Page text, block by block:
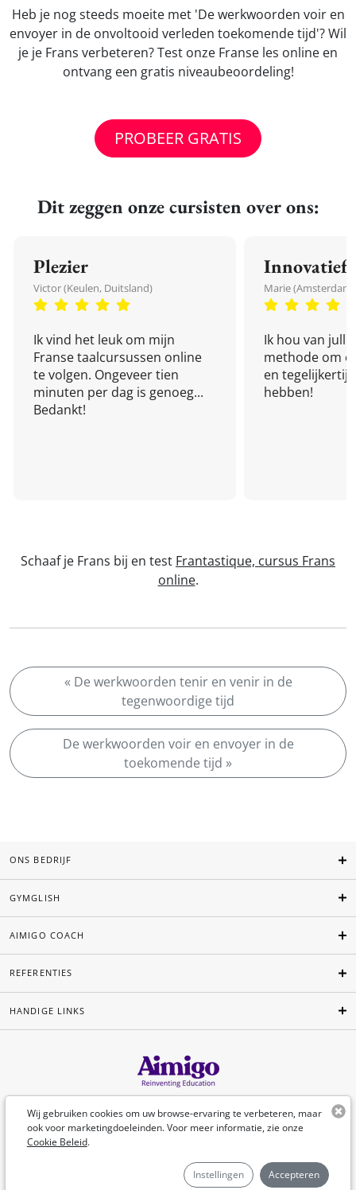
Heb je nog steeds moeite met 'De werkwoorden voir en
envoyer in de onvoltooid verleden toekomende tijd'? Wil
je je Frans verbeteren? Test onze Franse les online en
ontvang een gratis niveaubeoordeling!
PROBEER GRATIS
Dit zeggen onze cursisten over ons:
Plezier
Victor (Keulen, Duitsland)
Ik vind het leuk om mijn
Franse taalcursussen online
te volgen. Ongeveer tien
minuten per dag is genoeg...
Bedankt!
Innovatief
Marie
Ik hou van
methode om
en
hebben!
Schaaf je Frans bij en test Frantastique, cursus Frans
online.
« De werkwoorden tenir en venir in de
tegenwoordige tijd
De werkwoorden voir en envoyer in de
toekomende tijd »
Wij gebruiken cookies om uw browse-ervaring te verbeteren, maar
ook voor marketingdoeleinden. Voor meer informatie, zie onze
Cookie Beleid.
Instellingen Accepteren
ONS BEDRIJF
GYMGLISH
AIMIGO COACH
REFERENTIES
HANDIGE LINKS
Nederlands